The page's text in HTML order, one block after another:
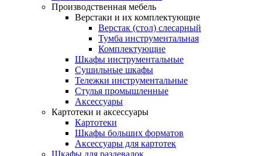
Производственная мебель
Верстаки и их комплектующие
Верстак (стол) слесарный
Тумба инструментальная
Комплектующие
Шкафы инструментальные
Сушильные шкафы
Тележки инструментальные
Стулья промышленные
Аксессуары
Картотеки и аксессуары
Картотеки
Шкафы больших форматов
Аксессуары для картотек
Шкафы для раздевалок